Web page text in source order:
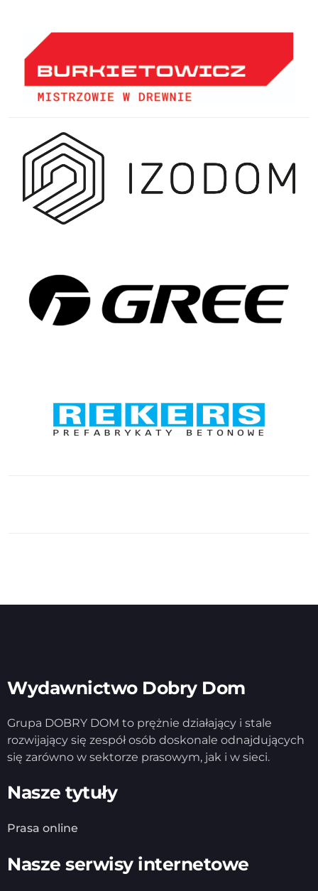
Wydawnictwo Dobry Dom
Grupa DOBRY DOM to prężnie działający i stale
rozwijający się zespół osób doskonale odnajdujących
się zarówno w sektorze prasowym, jak i w sieci.
Nasze tytuły
Prasa online
Nasze serwisy internetowe